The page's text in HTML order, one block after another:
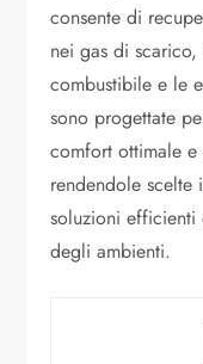
consente di
nei gas di
combustibile e le
sono progettate
comfort ottimale
rendendole
soluzioni
degli ambienti.